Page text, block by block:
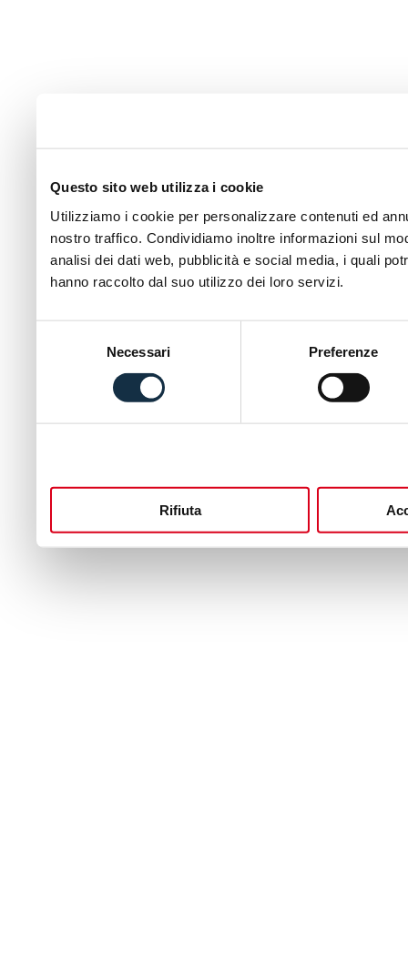
Questo sito web utilizza i cookie
Utilizziamo i cookie per personalizzare contenuti ed
nostro traffico. Condividiamo inoltre informazioni sul
analisi dei dati web, pubblicità e social media, i quali
hanno raccolto dal suo utilizzo dei loro servizi.
Necessari Preferenze
Rifiuta